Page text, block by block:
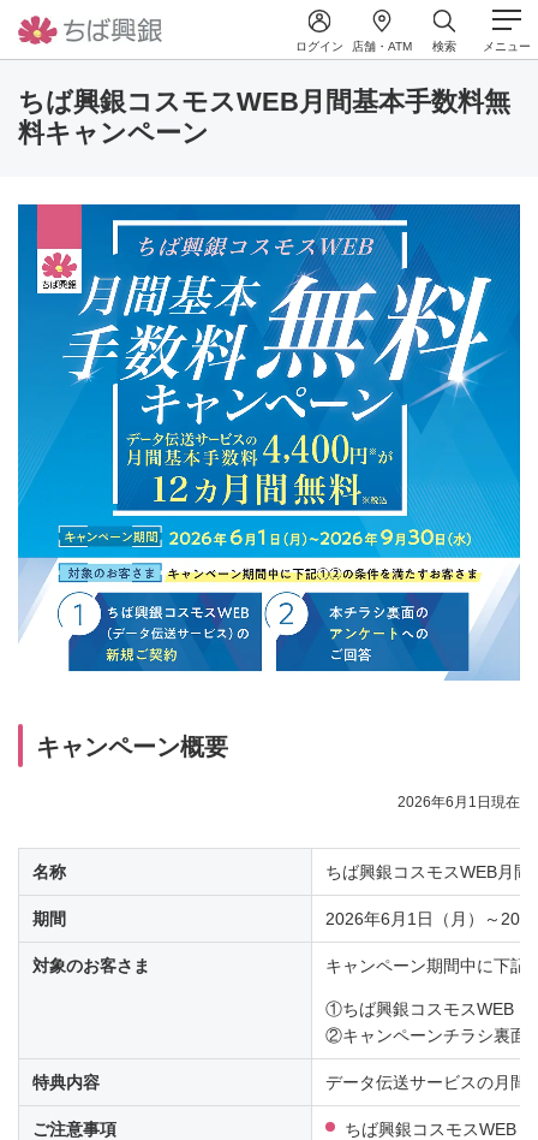
ログイン 店舗・ATM 検索 メニュー
ちば興銀コスモスWEB月間基本手数料無
料キャンペーン
キャンペーン概要
2026年6月1日現在
名称 ちば興銀コスモスWEB月
期間 2026年6月1日（月）～
対象のお客さま キャンペーン期間中に下
①ちば興銀コスモスWEB（
②キャンペーンチラシ裏面
特典内容 データ伝送サービスの月間
ご注意事項
ちば興銀コスモスWEB